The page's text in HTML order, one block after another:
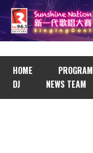
HOME PROGRAM
DJ
NEWS TEAM